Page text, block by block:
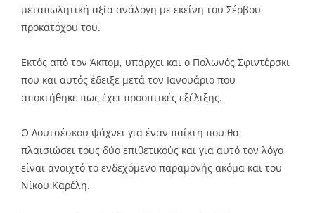
μεταπωλητική αξία ανάλογη με εκείνη του Σέρβου
προκατόχου του.
Εκτός από τον Άκπομ, υπάρχει και ο Πολωνός Σφιντέρσκι
που και αυτός έδειξε μετά τον Ιανουάριο που
αποκτήθηκε πως έχει προοπτικές εξέλιξης.
Ο Λουτσέσκου ψάχνει για έναν παίκτη που θα
πλαισιώσει τους δύο επιθετικούς και για αυτό τον λόγο
είναι ανοιχτό το ενδεχόμενο παραμονής ακόμα και του
Νίκου Καρέλη.